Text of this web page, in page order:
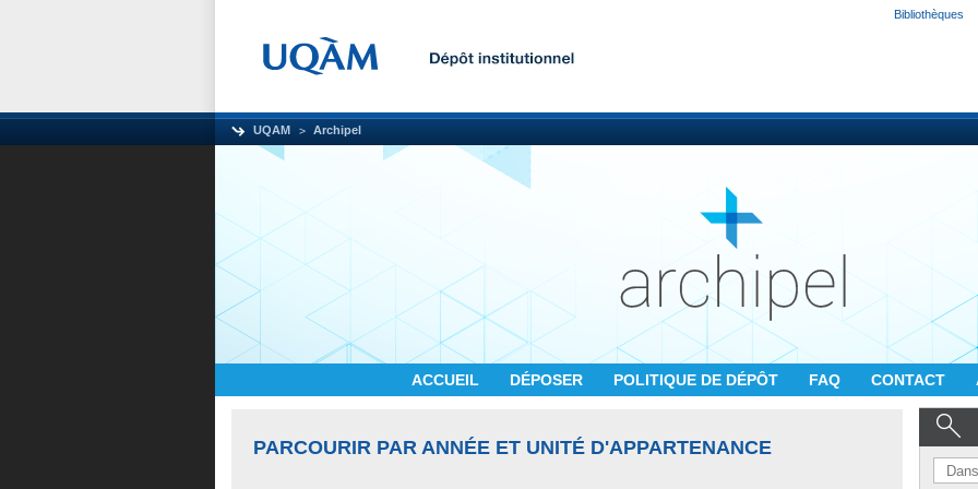
Bibliothèques
UQAM Archipel
ACCUEIL DÉPOSER POLITIQUE DE DÉPÔT FAQ CONTACT
PARCOURIR PAR ANNÉE ET UNITÉ D'APPARTENANCE